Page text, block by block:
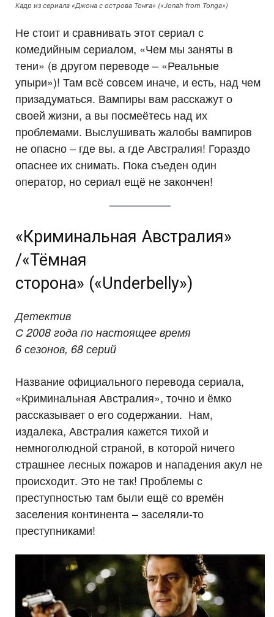
Кадр из сериала «Джона с острова Тонга» («Jonah from Tonga»)
Не стоит и сравнивать этот сериал с
комедийным сериалом, «Чем мы заняты в
тени» (в другом переводе – «Реальные
упыри»)! Там всё совсем иначе, и есть, над чем
призадуматься. Вампиры вам расскажут о
своей жизни, а вы посмеётесь над их
проблемами. Выслушивать жалобы вампиров
не опасно – где вы. а где Австралия! Гораздо
опаснее их снимать. Пока съеден один
оператор, но сериал ещё не закончен!
«Криминальная Австралия»
/«Тёмная
сторона» («Underbelly»)
Детектив
С 2008 года по настоящее время
6 сезонов, 68 серий
Название официального перевода сериала,
«Криминальная Австралия», точно и ёмко
рассказывает о его содержании. Нам,
издалека, Австралия кажется тихой и
немноголюдной страной, в которой ничего
страшнее лесных пожаров и нападения акул не
происходит. Это не так! Проблемы с
преступностью там были ещё со времён
заселения континента – заселяли-то
преступниками!